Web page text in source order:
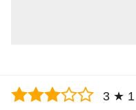
3 ★ 1